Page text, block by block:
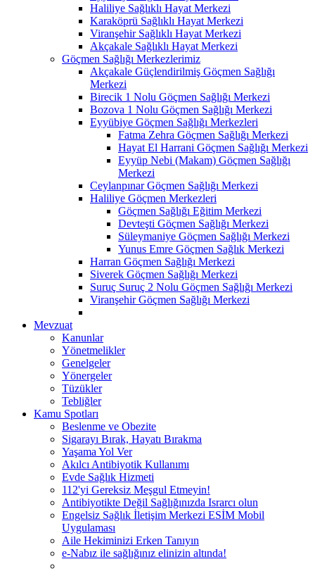
Haliliye Sağlıklı Hayat Merkezi
Karaköprü Sağlıklı Hayat Merkezi
Viranşehir Sağlıklı Hayat Merkezi
Akçakale Sağlıklı Hayat Merkezi
Göçmen Sağlığı Merkezlerimiz
Akçakale Güçlendirilmiş Göçmen Sağlığı
Merkezi
Birecik 1 Nolu Göçmen Sağlığı Merkezi
Bozova 1 Nolu Göçmen Sağlığı Merkezi
Eyyübiye Göçmen Sağlığı Merkezleri
Fatma Zehra Göçmen Sağlığı Merkezi
Hayat El Harrani Göçmen Sağlığı Merkezi
Eyyüp Nebi (Makam) Göçmen Sağlığı
Merkezi
Ceylanpınar Göçmen Sağlığı Merkezi
Haliliye Göçmen Merkezleri
Göçmen Sağlığı Eğitim Merkezi
Devteşti Göçmen Sağlığı Merkezi
Süleymaniye Göçmen Sağlığı Merkezi
Yunus Emre Göçmen Sağlık Merkezi
Harran Göçmen Sağlığı Merkezi
Siverek Göçmen Sağlığı Merkezi
Suruç Suruç 2 Nolu Göçmen Sağlığı Merkezi
Viranşehir Göçmen Sağlığı Merkezi
Mevzuat
Kanunlar
Yönetmelikler
Genelgeler
Yönergeler
Tüzükler
Tebliğler
Kamu Spotları
Beslenme ve Obezite
Sigarayı Bırak, Hayatı Bırakma
Yaşama Yol Ver
Akılcı Antibiyotik Kullanımı
Evde Sağlık Hizmeti
112'yi Gereksiz Meşgul Etmeyin!
Antibiyotikte Değil Sağlığınızda Israrcı olun
Engelsiz Sağlık İletişim Merkezi ESİM Mobil
Uygulaması
Aile Hekiminizi Erken Tanıyın
e-Nabız ile sağlığınız elinizin altında!